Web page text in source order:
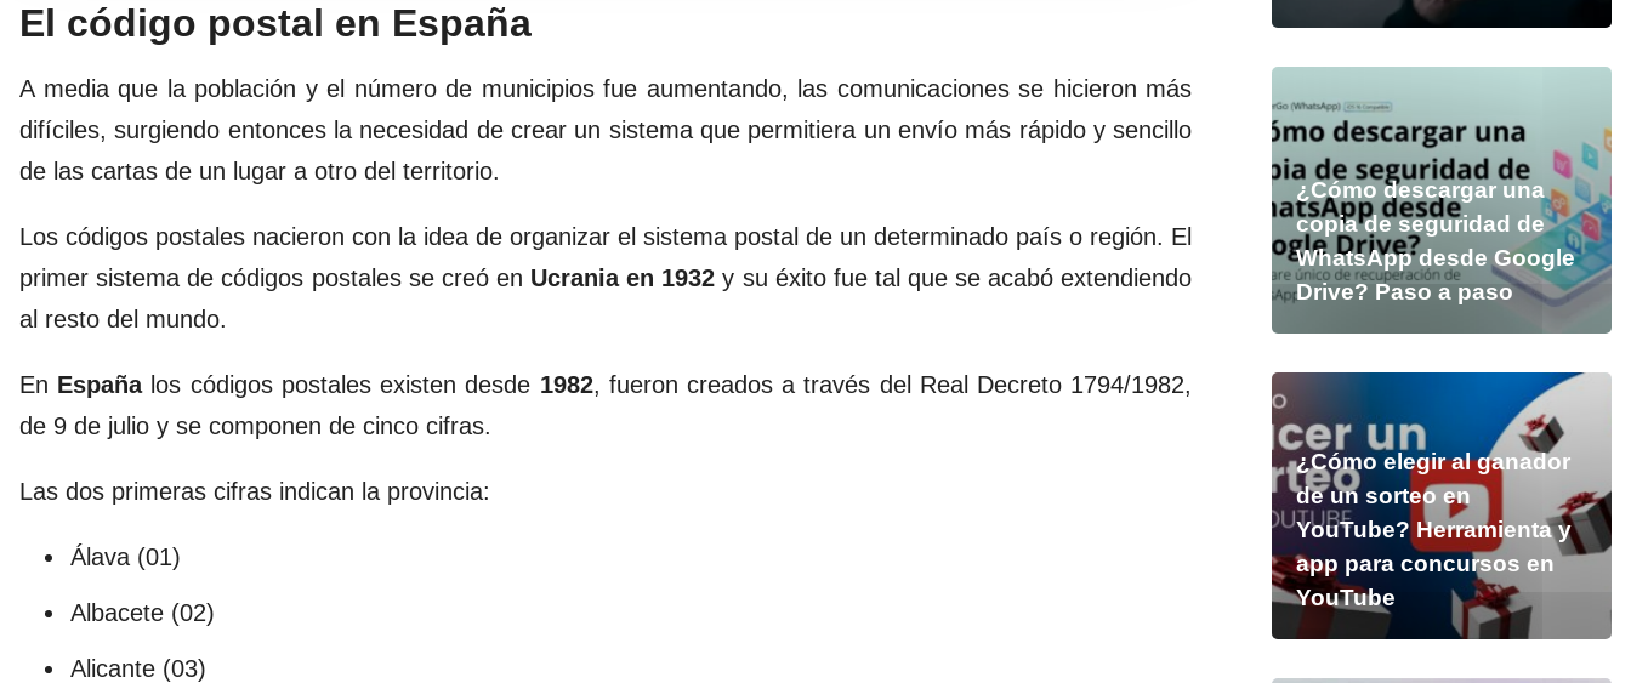
El código postal en España
A media que la población y el número de municipios fue aumentando, las comunicaciones se hicieron más
difíciles, surgiendo entonces la necesidad de crear un sistema que permitiera un envío más rápido y sencillo
de las cartas de un lugar a otro del territorio.
Los códigos postales nacieron con la idea de organizar el sistema postal de un determinado país o región. El
primer sistema de códigos postales se creó en Ucrania en 1932 y su éxito fue tal que se acabó extendiendo
al resto del mundo.
En Españalos códigos postales existen desde 1982, fueron creados a través del Real Decreto 1794/1982,
de 9 de julio y se componen de cinco cifras.
Las dos primeras cifras indican la provincia:
Álava (01)
Albacete (02)
Alicante (03)
¿Cómo descargar una
copia de seguridad de
WhatsApp desde Google
Drive? Paso a paso
¿Cómo elegir al ganador
de un sorteo en
YouTube? Herramienta y
app para concursos en
YouTube